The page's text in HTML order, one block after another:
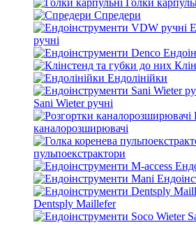
Голки
Спредери
ручні
Ендолінійки
Sani Wieter ручні
каналорозширювачі
пульпоекстрактори
Dentsply Maillefer